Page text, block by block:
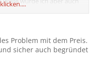
Problem mit dem Preis.
sicher auch begründet